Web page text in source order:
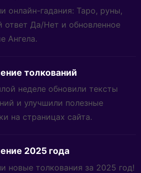
онлайн-гадания: Таро, руны,
ответ Да/Нет и обновленное
Ангела.
толкований
неделе обновили тексты
и улучшили полезные
на страницах сайта.
2025 года
новые толкования за 2025 год!